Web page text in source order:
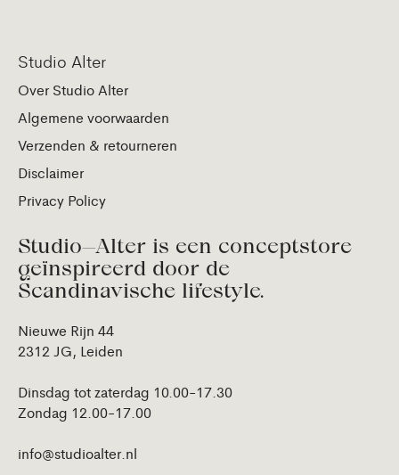
Studio Alter
Over Studio Alter
Algemene voorwaarden
Verzenden & retourneren
Disclaimer
Privacy Policy
Studio—Alter is een conceptstore
geïnspireerd door de
Scandinavische lifestyle.
Nieuwe Rijn 44
2312 JG, Leiden
Dinsdag tot zaterdag 10.00-17.30
Zondag 12.00-17.00
info@studioalter.nl